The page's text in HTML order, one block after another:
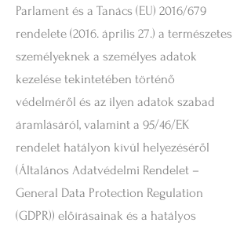
Parlament és a Tanács (EU) 2016/679
rendelete (2016. április 27.) a természetes
személyeknek a személyes adatok
kezelése tekintetében történő
védelméről és az ilyen adatok szabad
áramlásáról, valamint a 95/46/EK
rendelet hatályon kívül helyezéséről
(Általános Adatvédelmi Rendelet –
General Data Protection Regulation
(GDPR)) előírásainak és a hatályos